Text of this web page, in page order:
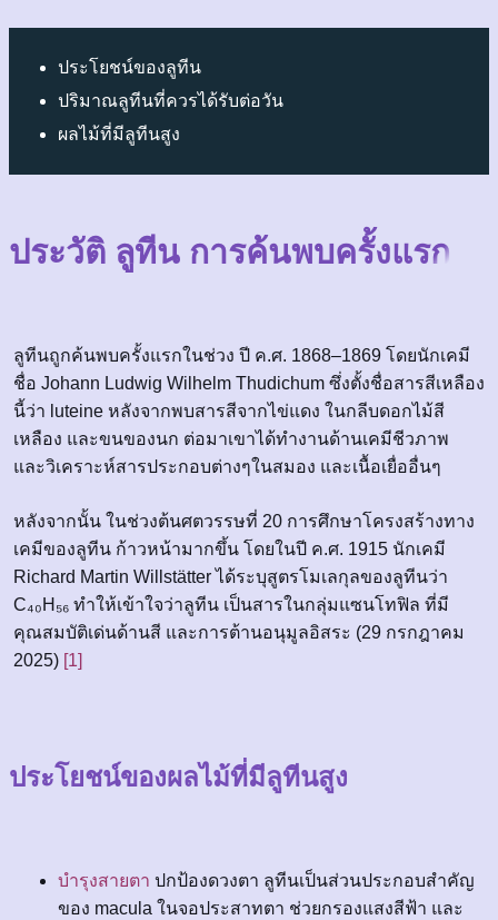
ประโยชน์ของลูทีน
ปริมาณลูทีนที่ควรได้รับต่อวัน
ผลไม้ที่มีลูทีนสูง
ประวัติ ลูทีน การค้นพบครั้งแรก
ลูทีนถูกค้นพบครั้งแรกในช่วง ปี ค.ศ. 1868–1869 โดยนักเคมี
ชื่อ Johann Ludwig Wilhelm Thudichum ซึ่งตั้งชื่อสารสีเหลือง
นี้ว่า luteine หลังจากพบสารสีจากไข่แดง ในกลีบดอกไม้สี
เหลือง และขนของนก ต่อมาเขาได้ทำงานด้านเคมีชีวภาพ
และวิเคราะห์สารประกอบต่างๆในสมอง และเนื้อเยื่ออื่นๆ
หลังจากนั้น ในช่วงต้นศตวรรษที่ 20 การศึกษาโครงสร้างทาง
เคมีของลูทีน ก้าวหน้ามากขึ้น โดยในปี ค.ศ. 1915 นักเคมี
Richard Martin Willstätter ได้ระบุสูตรโมเลกุลของลูทีนว่า
C₄₀H₅₆ ทำให้เข้าใจว่าลูทีน เป็นสารในกลุ่มแซนโทฟิล ที่มี
คุณสมบัติเด่นด้านสี และการต้านอนุมูลอิสระ (29 กรกฎาคม
2025) [1]
ประโยชน์ของผลไม้ที่มีลูทีนสูง
บำรุงสายตา ปกป้องดวงตา ลูทีนเป็นส่วนประกอบสำคัญ
ของ macula ในจอประสาทตา ช่วยกรองแสงสีฟ้า และ